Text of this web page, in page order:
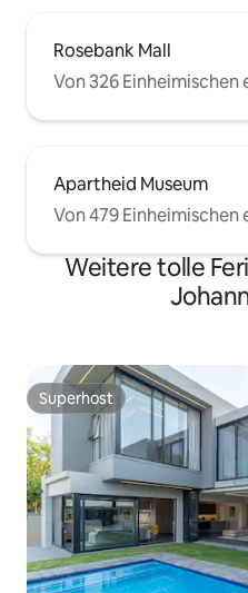
Rosebank Mall
Von 326
Apartheid Museum
Von 479
Weitere tolle
Superhost
Superhost